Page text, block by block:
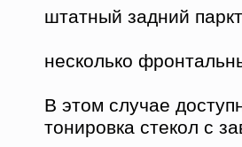
штатный задний
несколько
В этом случае
тонировка стекол с